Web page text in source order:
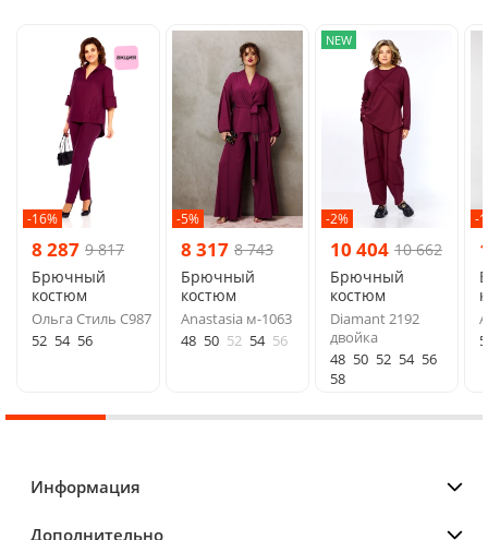
-16%
8 287 9 817
Брючный
костюм
Ольга Стиль С987
52 54 56
-5%
8 317 8 743
Брючный
костюм
Anastasia м-1063
48 50 52 54 56
NEW
-2%
10 404 10 662
Брючный
костюм
Diamant 2192
двойка
48 50 52 54 56
58
-
Информация
Дополнительно